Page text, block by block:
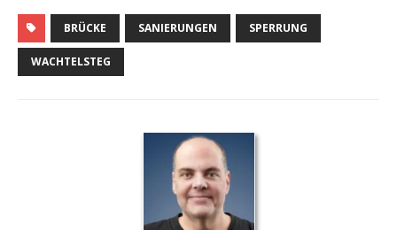
BRÜCKE SANIERUNGEN SPERRUNG
WACHTELSTEG